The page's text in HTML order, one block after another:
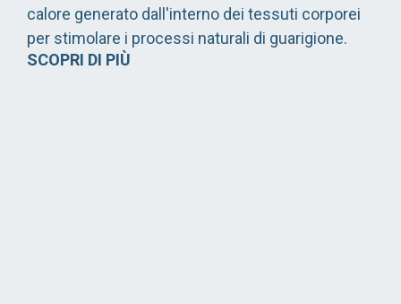
calore generato dall'interno dei tessuti corporei
per stimolare i processi naturali di guarigione.
SCOPRI DI PIÙ